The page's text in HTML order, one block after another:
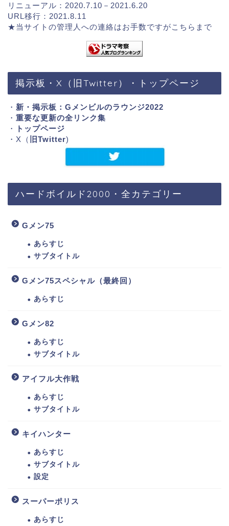
リニューアル：2020.7.10－2021.6.20
URL移行：2021.8.11
★当サイトの管理人への連絡はお手数ですがこちらまで
掲示板・X（旧Twitter）・トップページ
・ 新・掲示板：Gメンビルのラウンジ2022
・ 重要な更新の全リンク集
・
トップページ
・X（ 旧Twitter)
ハードボイルド2000・全カテゴリー
Gメン75
あらすじ
サブタイトル
Gメン75スペシャル（最終回）
あらすじ
Gメン82
あらすじ
サブタイトル
アイフル大作戦
あらすじ
サブタイトル
キイハンター
あらすじ
サブタイトル
設定
スーパーポリス
あらすじ